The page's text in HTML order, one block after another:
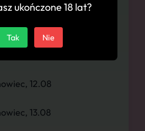
10.08
12.08
13.08
ukończone 18 lat?
Tak Nie